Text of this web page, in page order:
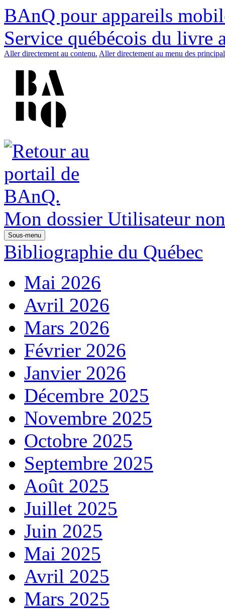
BAnQ pour appareils
Service québécois du livre
Aller directement au contenu. Aller directement au menu des
Mon dossier Utilisateur
Sous-menu
Bibliographie du Québec
Mai 2026
Avril 2026
Mars 2026
Février 2026
Janvier 2026
Décembre 2025
Novembre 2025
Octobre 2025
Septembre 2025
Août 2025
Juillet 2025
Juin 2025
Mai 2025
Avril 2025
Mars 2025